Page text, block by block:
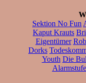
Sektion No Fun
Kaput Krauts
Eigentümer
Dorks
Youth Die